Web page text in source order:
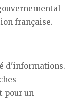
française.
d'informations.
pour un